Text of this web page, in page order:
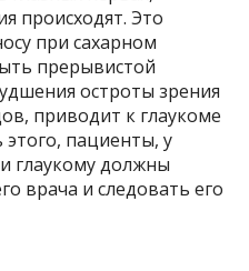
происходят. Это
при сахарном
прерывистой
остроты зрения
приводит к глаукоме
пациенты, у
глаукому должны
врача и следовать его